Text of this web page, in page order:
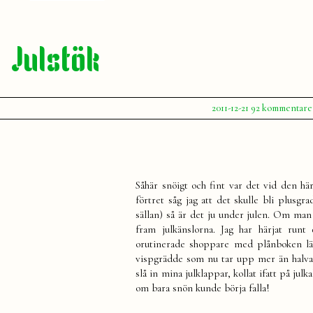
Julstök
Publicerat
av
Julia
2011-12-21 92
Såhär snöigt och fint var det vid den
förtret såg jag att det skulle bli
sällan) så är det ju under julen. Om
fram julkänslorna. Jag har härjat
orutinerade shoppare med plånboken
vispgrädde som nu tar upp mer än
slå in mina julklappar, kollat ifatt på
om bara snön kunde börja falla!